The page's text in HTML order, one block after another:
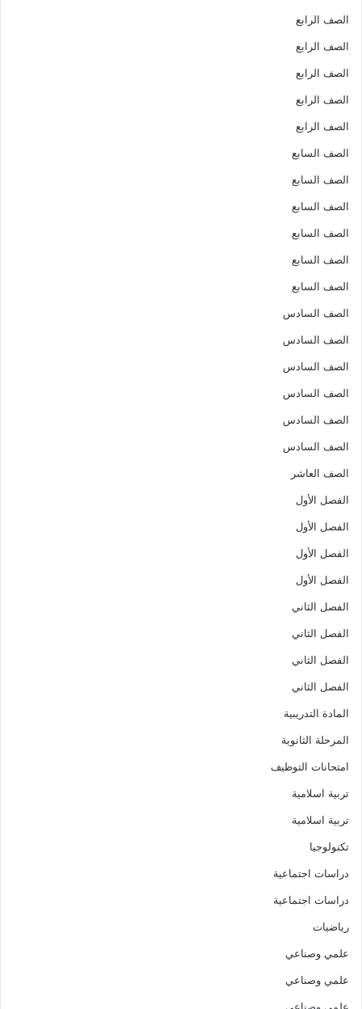
الصف الرابع
الصف الرابع
الصف الرابع
الصف الرابع
الصف الرابع
الصف السابع
الصف السابع
الصف السابع
الصف السابع
الصف السابع
الصف السابع
الصف السادس
الصف السادس
الصف السادس
الصف السادس
الصف السادس
الصف السادس
الصف العاشر
الفصل الأول
الفصل الأول
الفصل الأول
الفصل الأول
الفصل الثاني
الفصل الثاني
الفصل الثاني
الفصل الثاني
المادة التدريبية
المرحلة الثانوية
امتحانات التوظيف
تربية اسلامية
تربية اسلامية
تكنولوجيا
دراسات اجتماعية
دراسات اجتماعية
رياضيات
علمي وصناعي
علمي وصناعي